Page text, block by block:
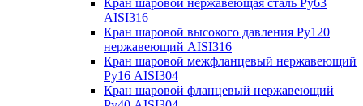
Кран шаровой нержавеющая сталь Ру63
AISI316
Кран шаровой высокого давления Ру120
нержавеющий AISI316
Кран шаровой межфланцевый нержавеющий
Ру16 AISI304
Кран шаровой фланцевый нержавеющий